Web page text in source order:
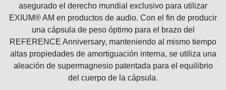
asegurado el derecho mundial exclusivo para utilizar
EXIUM® AM en productos de audio. Con el fin de producir
una cápsula de peso óptimo para el brazo del
REFERENCE Anniversary, manteniendo al mismo tiempo
altas propiedades de amortiguación interna, se utiliza una
aleación de supermagnesio patentada para el equilibrio
del cuerpo de la cápsula.